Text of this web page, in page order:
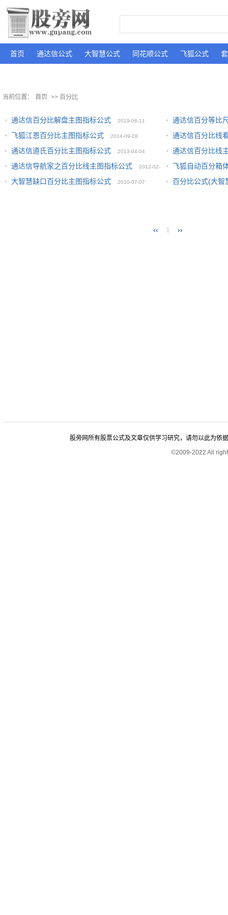
首页 通达信公式 大智慧公式 同花顺公式 飞狐公式
当前位置： 首页 >> 百分比
通达信百分比解盘主图指标公式 2019-06-11
通达信百分等比
飞狐江恩百分比主图指标公式
2014-09-28 通达信百分比线
10-16
通达信道氏百分比主图指标公式 2013-04-04
通达信百分比线
通达信导航家之百分比线主图指标公式
2012-02-
11
飞狐自动百分箱
大智慧缺口百分比主图指标公式
2010-07-07 百分比公式(大智
‹‹ 1 ››
股旁网所有股票公式及文章仅供学习研究，请勿以此为依
©2009-2022 All